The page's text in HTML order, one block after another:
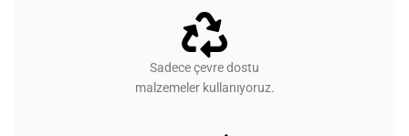
Sadece çevre dostu
malzemeler kullanıyoruz.